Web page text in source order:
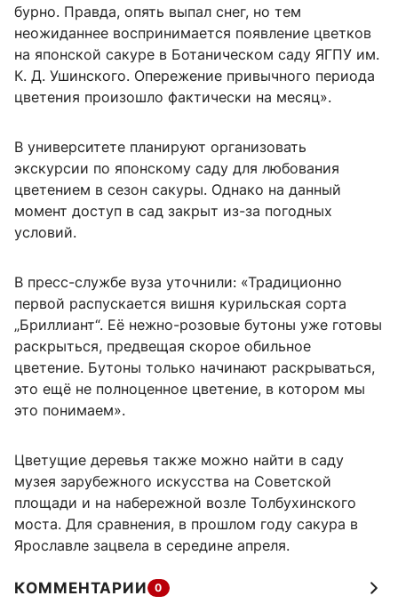
бурно. Правда, опять выпал снег, но тем
неожиданнее воспринимается появление цветков
на японской сакуре в Ботаническом саду ЯГПУ им.
К. Д. Ушинского. Опережение привычного периода
цветения произошло фактически на месяц».
В университете планируют организовать
экскурсии по японскому саду для любования
цветением в сезон сакуры. Однако на данный
момент доступ в сад закрыт из-за погодных
условий.
В пресс-службе вуза уточнили: «Традиционно
первой распускается вишня курильская сорта
„Бриллиант“. Её нежно-розовые бутоны уже готовы
раскрыться, предвещая скорое обильное
цветение. Бутоны только начинают раскрываться,
это ещё не полноценное цветение, в котором мы
это понимаем».
Цветущие деревья также можно найти в саду
музея зарубежного искусства на Советской
площади и на набережной возле Толбухинского
моста. Для сравнения, в прошлом году сакура в
Ярославле зацвела в середине апреля.
КОММЕНТАРИИ 0